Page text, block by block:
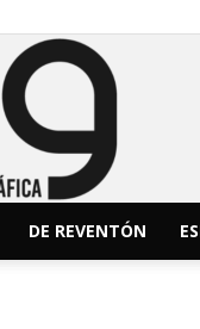
DE REVENTÓN